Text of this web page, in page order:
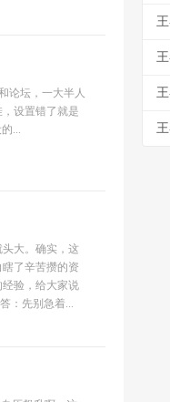
论坛，一大半人
设置错了就是
...
大。确实，这
了辛苦攒的资
验，给大家说
：先别急着...